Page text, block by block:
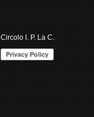
Circolo I. P. La C.